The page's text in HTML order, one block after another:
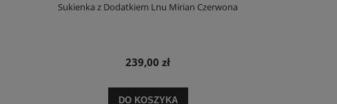
Sukienka z Dodatkiem Lnu Mirian Czerwona
239,00 zł
DO KOSZYKA